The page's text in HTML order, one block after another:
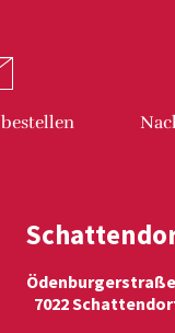
bestellen
7022